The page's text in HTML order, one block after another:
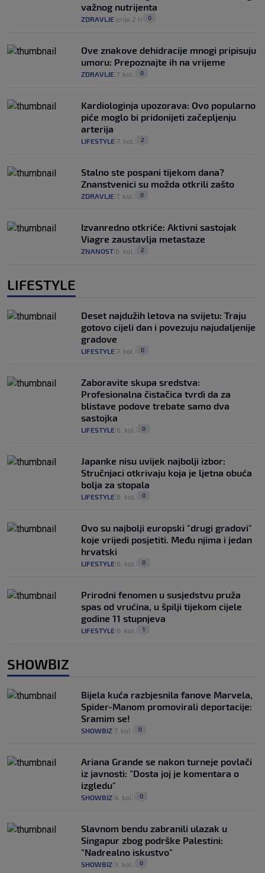
važnog nutrijenta
ZDRAVLJE prije 2 h 0
Ove znakove dehidracije mnogi pripisuju
umoru: Prepoznajte ih na vrijeme
ZDRAVLJE 7. kol. 0
Kardiologinja upozorava: Ovo popularno
piće moglo bi pridonijeti začepljenju
arterija
LIFESTYLE 7. kol. 2
Stalno ste pospani tijekom dana?
Znanstvenici su možda otkrili zašto
ZDRAVLJE 7. kol. 0
Izvanredno otkriće: Aktivni sastojak
Viagre zaustavlja metastaze
ZNANOST 6. kol. 2
LIFESTYLE
Deset najdužih letova na svijetu: Traju
gotovo cijeli dan i povezuju najudaljenije
gradove
LIFESTYLE 7. kol. 0
Zaboravite skupa sredstva:
Profesionalna čistačica tvrdi da za
blistave podove trebate samo dva
sastojka
LIFESTYLE 6. kol. 0
Japanke nisu uvijek najbolji izbor:
Stručnjaci otkrivaju koja je ljetna obuća
bolja za stopala
LIFESTYLE 6. kol. 0
Ovo su najbolji europski "drugi gradovi"
koje vrijedi posjetiti. Među njima i jedan
hrvatski
LIFESTYLE 6. kol. 0
Prirodni fenomen u susjedstvu pruža
spas od vrućina, u špilji tijekom cijele
godine 11 stupnjeva
LIFESTYLE 6. kol. 1
SHOWBIZ
Bijela kuća razbjesnila fanove Marvela,
Spider-Manom promovirali deportacije:
Sramim se!
SHOWBIZ 7. kol. 0
Ariana Grande se nakon turneje povlači
iz javnosti: "Dosta joj je komentara o
izgledu"
SHOWBIZ 4. kol. 0
Slavnom bendu zabranili ulazak u
Singapur zbog podrške Palestini:
"Nadrealno iskustvo"
SHOWBIZ 3. kol. 0